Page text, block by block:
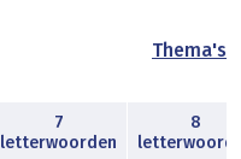
Thema's
7
letterwoorden
8